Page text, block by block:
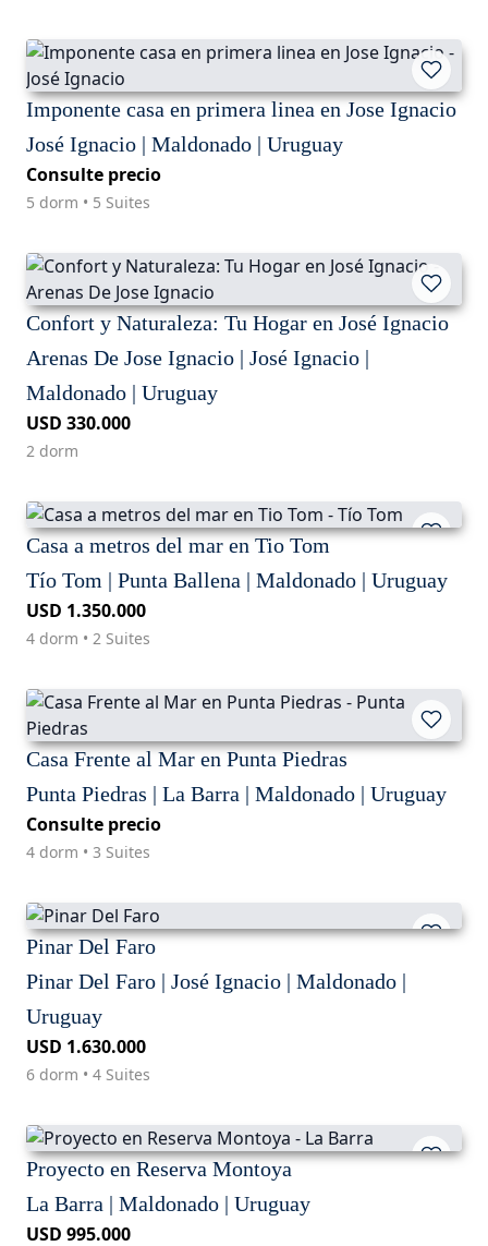
Imponente casa en primera linea en Jose Ignacio
José Ignacio | Maldonado | Uruguay
Consulte precio
5 dorm • 5 Suites
Confort y Naturaleza: Tu Hogar en José Ignacio
Arenas De Jose Ignacio | José Ignacio |
Maldonado | Uruguay
USD 330.000
2 dorm
Casa a metros del mar en Tio Tom
Tío Tom | Punta Ballena | Maldonado | Uruguay
USD 1.350.000
4 dorm • 2 Suites
Casa Frente al Mar en Punta Piedras
Punta Piedras | La Barra | Maldonado | Uruguay
Consulte precio
4 dorm • 3 Suites
Pinar Del Faro
Pinar Del Faro | José Ignacio | Maldonado |
Uruguay
USD 1.630.000
6 dorm • 4 Suites
Proyecto en Reserva Montoya
La Barra | Maldonado | Uruguay
USD 995.000